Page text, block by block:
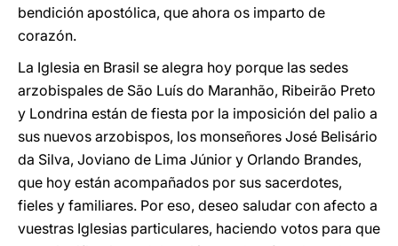
bendición apostólica, que ahora os imparto de
corazón.
La Iglesia en Brasil se alegra hoy porque las sedes
arzobispales de São Luís do Maranhão, Ribeirão Preto
y Londrina están de fiesta por la imposición del palio a
sus nuevos arzobispos, los monseñores José Belisário
da Silva, Joviano de Lima Júnior y Orlando Brandes,
que hoy están acompañados por sus sacerdotes,
fieles y familiares. Por eso, deseo saludar con afecto a
vuestras Iglesias particulares, haciendo votos para que